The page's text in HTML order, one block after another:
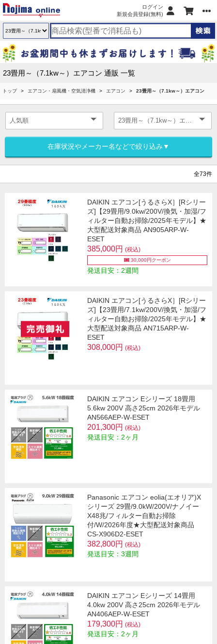
ログイン
新規会員登録(無料)
23畳用～（7.1kw～）エアコン 通販 一覧
トップ エアコン・扇風機・空気清浄機 エアコン 23畳用～（7.1kw～）エアコン
在庫状況やメーカー名などで絞り込み▼
全73件
DAIKIN エアコン[うるさらX］[Rシリー
ズ]【29畳用/9.0kw/200V/換気・加湿/フ
ィルター自動お掃除/2025年モデル】★
大型配送対象商品 AN905ARP-W-
ESET
385,000円 (税込)
30,000円クーポン
発送目安：2週間
DAIKIN エアコン[うるさらX］[Rシリー
ズ]【23畳用/7.1kw/200V/換気・加湿/フ
ィルター自動お掃除/2025年モデル】★
大型配送対象商品 AN715ARP-W-
ESET
308,000円 (税込)
DAIKIN エアコン Eシリーズ 18畳用
5.6kw 200V 高さ25cm 2026年モデル
AN566AEP-W-ESET
201,300円 (税込)
発送目安：2ヶ月
Panasonic エアコン eolia(エオリア)X
シリーズ 29畳/9.0kW/200V/ナノイー
X48兆/フィルター自動お掃除
付/W/2026年度★大型配送対象商品
CS-X906D2-ESET
382,800円 (税込)
発送目安：3週間
DAIKIN エアコン Eシリーズ 14畳用
4.0kw 200V 高さ25cm 2026年モデル
AN406AEP-W-ESET
179,300円 (税込)
発送目安：2ヶ月